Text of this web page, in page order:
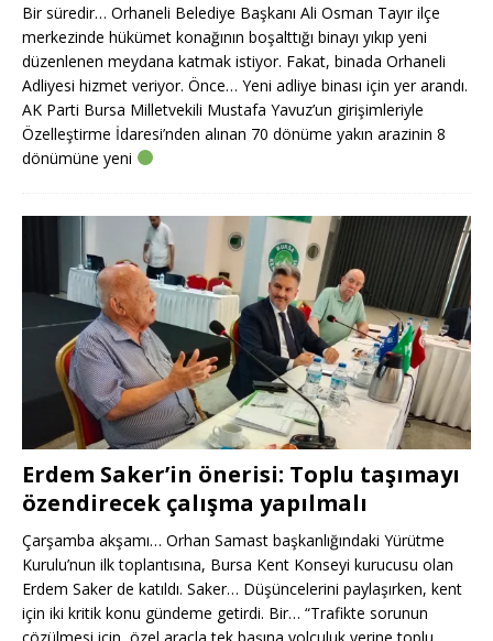
Bir süredir… Orhaneli Belediye Başkanı Ali Osman Tayır ilçe
merkezinde hükümet konağının boşalttığı binayı yıkıp yeni
düzenlenen meydana katmak istiyor. Fakat, binada Orhaneli
Adliyesi hizmet veriyor. Önce… Yeni adliye binası için yer arandı.
AK Parti Bursa Milletvekili Mustafa Yavuz’un girişimleriyle
Özelleştirme İdaresi’nden alınan 70 dönüme yakın arazinin 8
dönümüne yeni
Erdem Saker’in önerisi: Toplu taşımayı
özendirecek çalışma yapılmalı
Çarşamba akşamı… Orhan Samast başkanlığındaki Yürütme
Kurulu’nun ilk toplantısına, Bursa Kent Konseyi kurucusu olan
Erdem Saker de katıldı. Saker… Düşüncelerini paylaşırken, kent
için iki kritik konu gündeme getirdi. Bir… “Trafikte sorunun
çözülmesi için, özel araçla tek başına yolculuk yerine toplu